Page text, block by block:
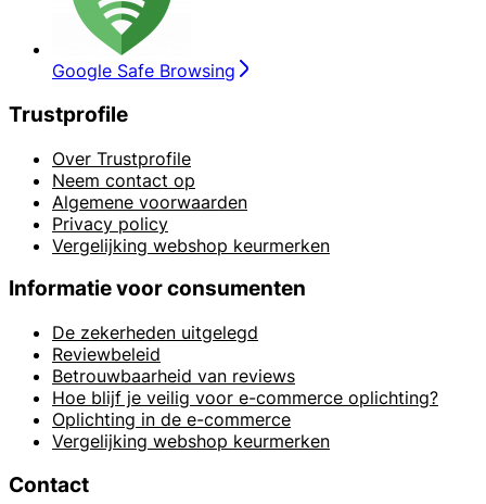
Google Safe Browsing
Trustprofile
Over Trustprofile
Neem contact op
Algemene voorwaarden
Privacy policy
Vergelijking webshop keurmerken
Informatie voor consumenten
De zekerheden uitgelegd
Reviewbeleid
Betrouwbaarheid van reviews
Hoe blijf je veilig voor e-commerce oplichting?
Oplichting in de e-commerce
Vergelijking webshop keurmerken
Contact